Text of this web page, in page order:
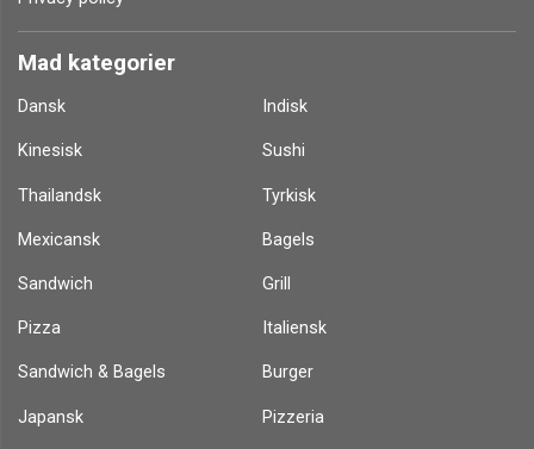
Mad kategorier
Dansk Indisk
Kinesisk Sushi
Thailandsk Tyrkisk
Mexicansk Bagels
Sandwich Grill
Pizza Italiensk
Sandwich & Bagels Burger
Japansk Pizzeria